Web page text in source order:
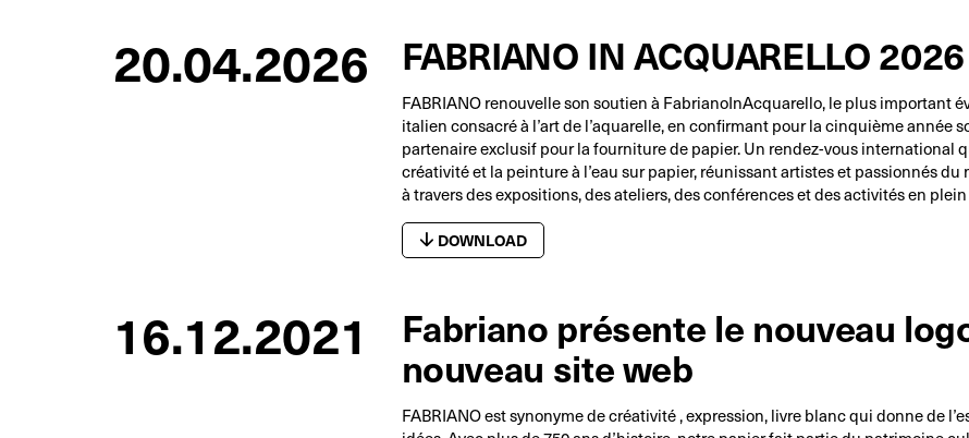
20.04.2026 FABRIANO IN ACQUARELLO 2026
FABRIANO renouvelle son soutien à FabrianoInAcquarello, le plus important
italien consacré à l’art de l’aquarelle, en confirmant pour la cinquième année
partenaire exclusif pour la fourniture de papier. Un rendez-vous international
créativité et la peinture à l’eau sur papier, réunissant artistes et passionnés du
à travers des expositions, des ateliers, des conférences et des activités en plein
DOWNLOAD
16.12.2021
Fabriano présente le nouveau
nouveau site web
FABRIANO est synonyme de créativité , expression, livre blanc qui donne de